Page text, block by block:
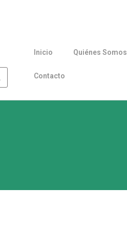
Inicio Quiénes Somos
Contacto